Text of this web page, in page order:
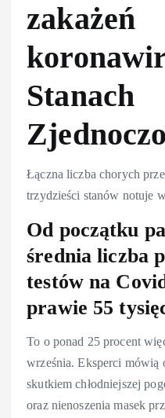
zakażeń
Stanach
Łączna liczba chorych
trzydzieści stanów notuje
Od początku
średnia liczba
testów na
prawie 55
To o ponad 25 procent
września. Eksperci mówią
skutkiem chłodniejszej
oraz nienoszenia masek